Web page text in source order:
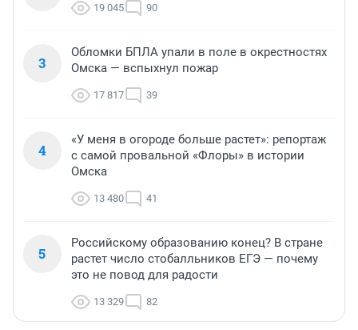
19 045 90
3
Обломки БПЛА упали в поле в окрестностях
Омска — вспыхнул пожар
17 817 39
4
«У меня в огороде больше растет»: репортаж
с самой провальной «Флоры» в истории
Омска
13 480 41
5
Российскому образованию конец? В стране
растет число стобалльников ЕГЭ — почему
это не повод для радости
13 329 82